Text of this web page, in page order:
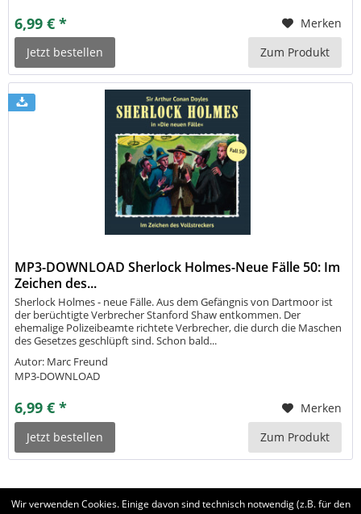
6,99 € *
Merken
Jetzt bestellen
Zum Produkt
MP3-DOWNLOAD Sherlock Holmes-Neue Fälle 50: Im
Zeichen des...
Sherlock Holmes - neue Fälle. Aus dem Gefängnis von Dartmoor ist
der berüchtigte Verbrecher Stanford Shaw entkommen. Der
ehemalige Polizeibeamte richtete Verbrecher, die durch die Maschen
des Gesetzes geschlüpft sind. Schon bald...
Autor: Marc Freund
MP3-DOWNLOAD
6,99 € *
Merken
Jetzt bestellen
Zum Produkt
Wir verwenden Cookies. Einige davon sind technisch notwendig (z.B. für den